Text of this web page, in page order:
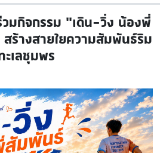
มกิจกรรม “เดิน-วิ่ง น้องพี่
ร้างสายใยความสัมพันธ์ริม
ะเลชุมพร